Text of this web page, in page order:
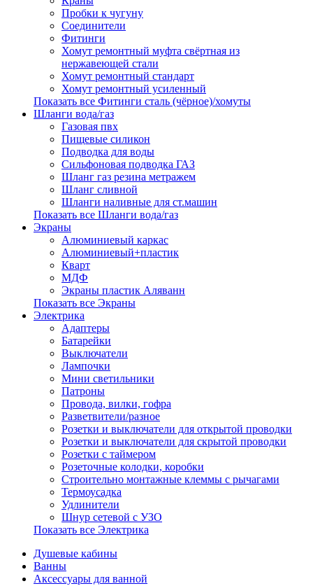
Пробки к чугуну
Соединители
Фитинги
Хомут ремонтный муфта свёртная из
нержавеющей стали
Хомут ремонтный стандарт
Хомут ремонтный усиленный
Показать все Фитинги сталь (чёрное)/хомуты
Шланги вода/газ
Газовая пвх
Пищевые силикон
Подводка для воды
Сильфоновая подводка ГАЗ
Шланг газ резина метражем
Шланг сливной
Шланги наливные для ст.машин
Показать все Шланги вода/газ
Экраны
Алюминиевый каркас
Алюминиевый+пластик
Кварт
МДФ
Экраны пластик Аляванн
Показать все Экраны
Электрика
Адаптеры
Батарейки
Выключатели
Лампочки
Мини светильники
Патроны
Провода, вилки, гофра
Разветвители/разное
Розетки и выключатели для открытой проводки
Розетки и выключатели для скрытой проводки
Розетки с таймером
Розеточные колодки, коробки
Строительно монтажные клеммы с рычагами
Термоусадка
Удлинители
Шнур сетевой с УЗО
Показать все Электрика
Душевые кабины
Ванны
Аксессуары для ванной